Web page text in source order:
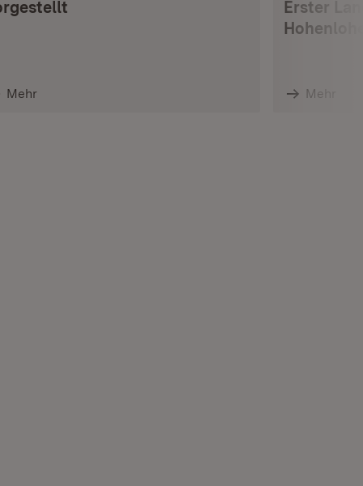
Mehr
Erster
Mehr